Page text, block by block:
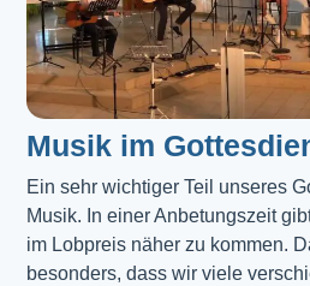
Musik im
Ein sehr wichtiger Teil unseres
Musik. In einer Anbetungszeit
im Lobpreis näher zu kommen.
besonders, dass wir viele